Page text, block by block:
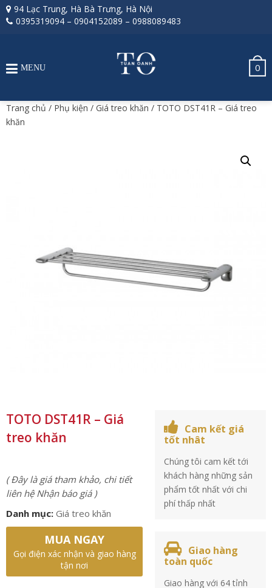
94 Lạc Trung, Hà Bà Trưng, Hà Nội
0395319094 – 0904152089 – 0988089483
0
MENU
Trang chủ / Phụ kiện / Giá treo khăn / TOTO DST41R – Giá treo
khăn
TOTO DST41R – Giá
treo khăn
( Đây là giá tham khảo, chi tiết
liên hệ Nhận báo giá )
Danh mục: Giá treo khăn
MUA NGAY
Gọi điện xác nhận và giao hàng
tận nơi
Cam kết giá
tốt nhât
Chúng tôi cam kết tới
khách hàng những sản
phẩm tốt nhất với chi
phí thấp nhất
Giao hàng
toàn quốc
Giao hàng với 64 tỉnh